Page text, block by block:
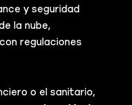
y seguridad
la nube,
regulaciones
o el sanitario,